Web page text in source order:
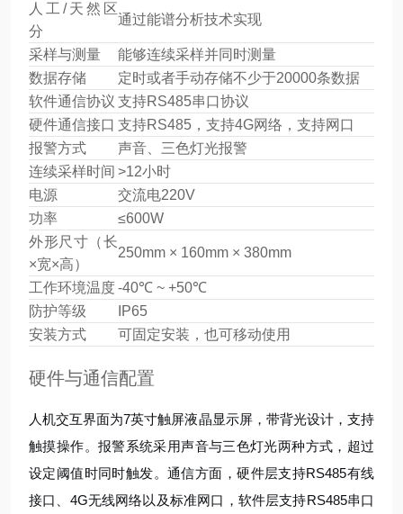
人工/天然区
分
通过能谱分析技术实现
采样与测量
能够连续采样并同时测量
数据存储
定时或者手动存储不少于20000条数据
软件通信协议 支持RS485串口协议
硬件通信接口 支持RS485，支持4G网络，支持网口
报警方式
声音、三色灯光报警
连续采样时间 >12小时
电源
交流电220V
功率
≤600W
外形尺寸（长
×宽×高）
250mm × 160mm × 380mm
工作环境温度-40℃ ~ +50℃
防护等级
IP65
安装方式
可固定安装，也可移动使用
硬件与通信配置
人机交互界面为7英寸触屏液晶显示屏，带背光设计，支持
触摸操作。报警系统采用声音与三色灯光两种方式，超过
设定阈值时同时触发。通信方面，硬件层支持RS485有线
接口、4G无线网络以及标准网口，软件层支持RS485串口